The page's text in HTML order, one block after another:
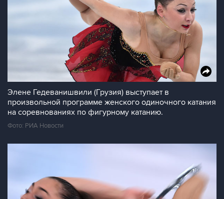
Элене Гедеванишвили (Грузия) выступает в
произвольной программе женского одиночного катания
на соревнованиях по фигурному катанию.
Фото: РИА Новости